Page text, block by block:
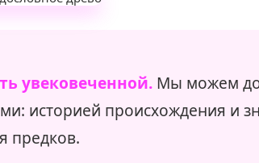
увековеченной. Мы можем
историей происхождения и
предков.